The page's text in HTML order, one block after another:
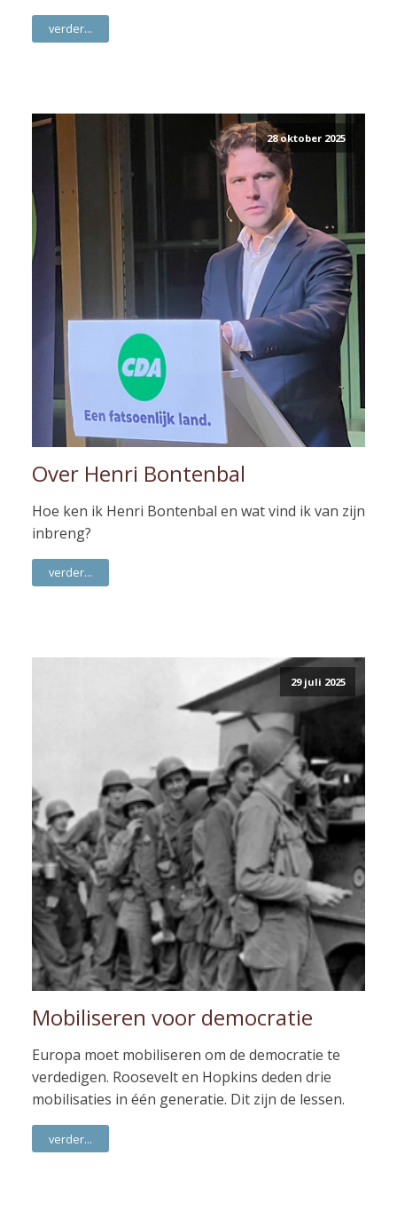
verder...
28 oktober 2025
Over Henri Bontenbal
Hoe ken ik Henri Bontenbal en wat vind ik van zijn
inbreng?
verder...
29 juli 2025
Mobiliseren voor democratie
Europa moet mobiliseren om de democratie te
verdedigen. Roosevelt en Hopkins deden drie
mobilisaties in één generatie. Dit zijn de lessen.
verder...